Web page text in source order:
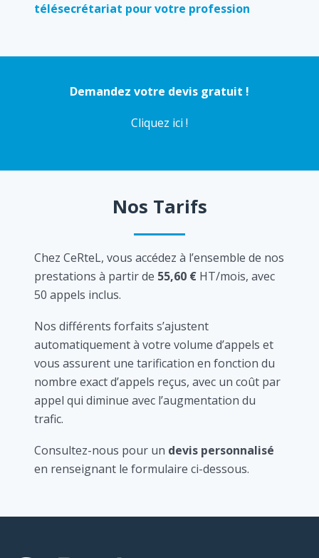
télésecrétariat pour votre profession
Demandez votre devis gratuit !
Cliquez ici !
Nos Tarifs
Chez CeRteL, vous accédez à l’ensemble de nos
prestations à partir de 55,60 € HT/mois, avec
50 appels inclus.
Nos différents forfaits s’ajustent
automatiquement à votre volume d’appels et
vous assurent une tarification en fonction du
nombre exact d’appels reçus, avec un coût par
appel qui diminue avec l’augmentation du
trafic.
Consultez-nous pour un devis personnalisé
en renseignant le formulaire ci-dessous.